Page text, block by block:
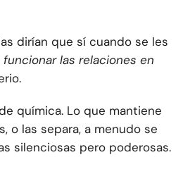
dirían que sí cuando se les
funcionar las relaciones en
química. Lo que mantiene
o las separa, a menudo se
silenciosas pero poderosas.